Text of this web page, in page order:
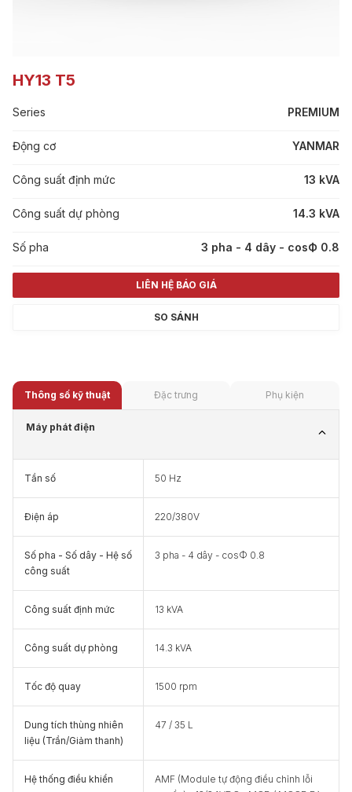
HY13 T5
Series PREMIUM
Động cơ YANMAR
Công suất định mức 13 kVA
Công suất dự phòng 14.3 kVA
Số pha 3 pha - 4 dây - cosФ 0.8
LIÊN HỆ BÁO GIÁ
SO SÁNH
Thông số kỹ thuật Đặc trưng Phụ kiện
Máy phát điện
Tần số 50 Hz
Điện áp 220/380V
Số pha - Số dây - Hệ số
công suất
3 pha - 4 dây - cosФ 0.8
Công suất định mức 13 kVA
Công suất dự phòng 14.3 kVA
Tốc độ quay 1500 rpm
Dung tích thùng nhiên
liệu (Trần/Giảm thanh)
47 / 35 L
Hệ thống điều khiển
AMF (Module tự động điều chỉnh lỗi